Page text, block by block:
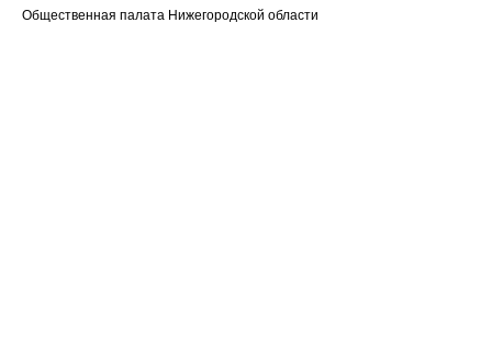
Общественная палата Нижегородской области